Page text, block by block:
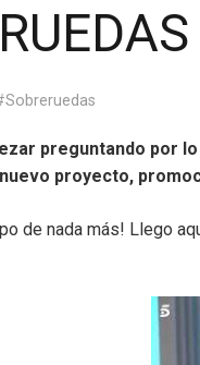
preguntando por
proyecto,
de nada más! Llego